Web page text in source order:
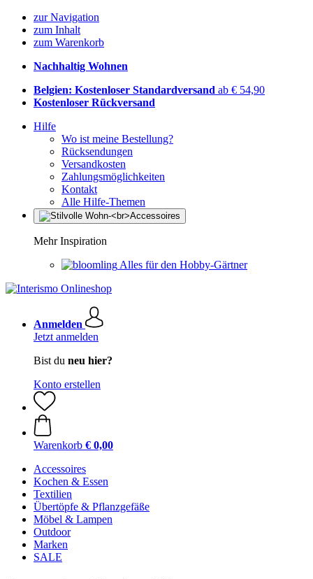
zur Navigation
zum Inhalt
zum Warenkorb
Nachhaltig Wohnen
Belgien: Kostenloser Standardversand ab € 54,90
Kostenloser Rückversand
Hilfe
Wo ist meine Bestellung?
Rücksendungen
Versandkosten
Zahlungsmöglichkeiten
Kontakt
Alle Hilfe-Themen
Mehr Inspiration
Alles für den Hobby-Gärtner
Anmelden
Jetzt anmelden
Bist du neu hier?
Konto erstellen
Warenkorb € 0,00
Accessoires
Kochen & Essen
Textilien
Übertöpfe & Pflanzgefäße
Möbel & Lampen
Outdoor
Marken
SALE